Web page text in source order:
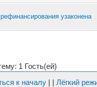
узаконена
1 Гость(ей)
к началу | | Лёгкий